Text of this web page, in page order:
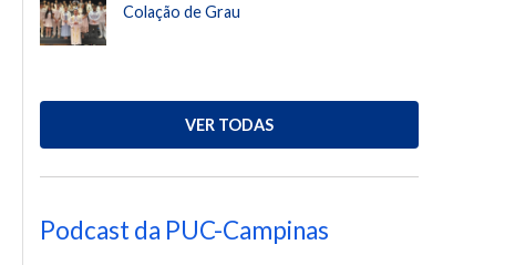
Colação de Grau
VER TODAS
Podcast da PUC-Campinas